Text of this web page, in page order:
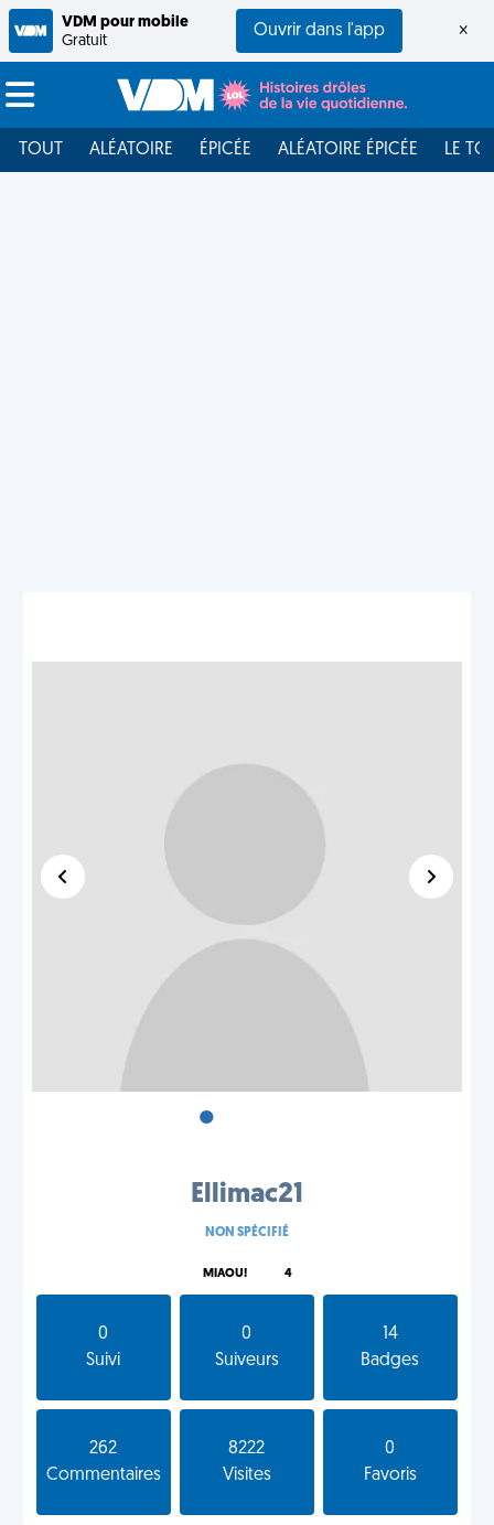
VDM pour mobile
Gratuit
Ouvrir dans l'app ×
TOUT ALÉATOIRE ÉPICÉE ALÉATOIRE ÉPICÉE LE
•
Ellimac21
NON SPÉCIFIÉ
MIAOU! 4
0
Suivi
0
Suiveurs
14
Badges
262
Commentaires
8222
Visites
0
Favoris